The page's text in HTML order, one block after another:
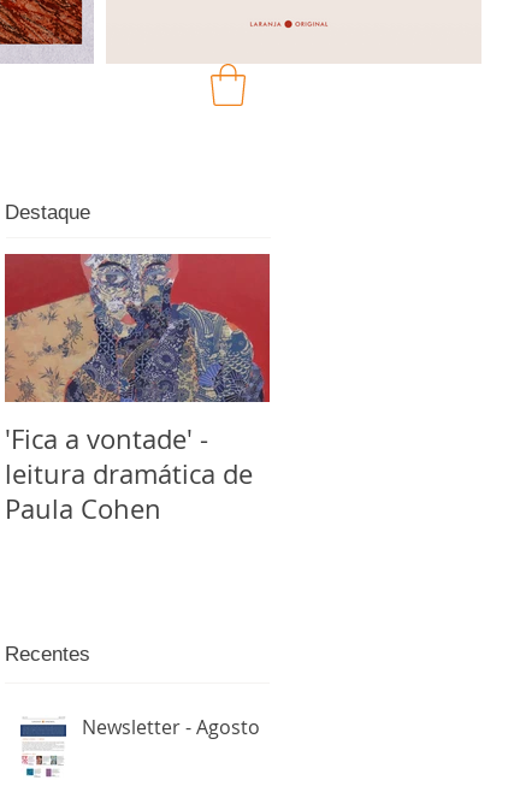
Destaque
'Fica a vontade' -
leitura dramática de
Paula Cohen
Recentes
Newsletter - Agosto